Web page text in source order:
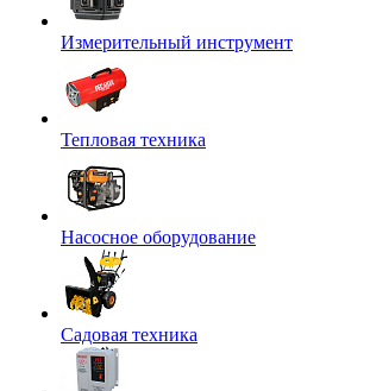
Измерительный инструмент
Тепловая техника
Насосное оборудование
Садовая техника